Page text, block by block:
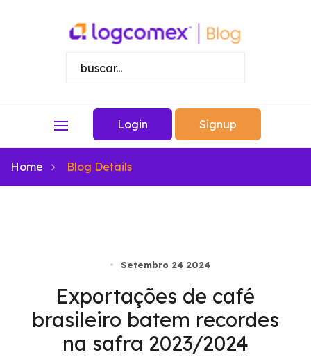
Login Signup
Home Blog Details
Setembro 24 2024
Exportações de café
brasileiro batem recordes
na safra 2023/2024